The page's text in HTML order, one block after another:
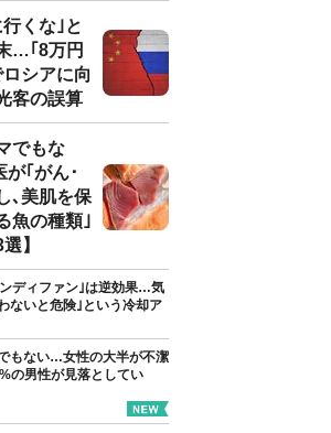
くな｣と
…｢8万円
シアに向
客の誤算
でもな
が｢がん･
､美肌を保
魚の種類｣
】
ディファン｣は逆効果…気
ないと危険｣という冷却ア
もない…女性の大半が不潔
の男性が見落としてい